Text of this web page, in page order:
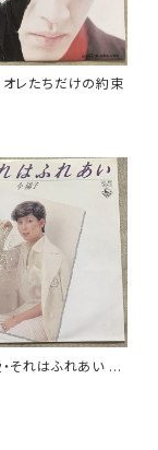
レたちだけの約束
それはふれあい 白